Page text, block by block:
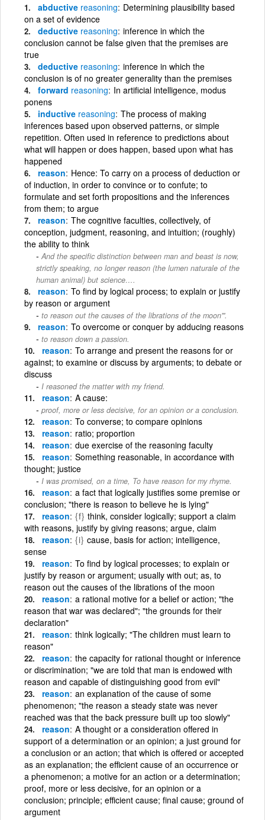
abductive reasoning Determining plausibility based
on a set of evidence
deductive reasoning inference in which the
conclusion cannot be false given that the premises are
true
deductive reasoning inference in which the
conclusion is of no greater generality than the premises
forward reasoning In artificial intelligence, modus
ponens
inductive reasoning The process of making
inferences based upon observed patterns, or simple
repetition. Often used in reference to predictions about
what will happen or does happen, based upon what has
happened
reason Hence: To carry on a process of deduction or
of induction, in order to convince or to confute; to
formulate and set forth propositions and the inferences
from them; to argue
reason The cognitive faculties, collectively, of
conception, judgment, reasoning, and intuition; (roughly)
the ability to think
And the specific distinction between man and beast is now,
strictly speaking, no longer reason (the lumen naturale of the
human animal) but science….
reason To find by logical process; to explain or justify
by reason or argument
to reason out the causes of the librations of the moon'''.
reason To overcome or conquer by adducing reasons
to reason down a passion.
reason To arrange and present the reasons for or
against; to examine or discuss by arguments; to debate or
discuss
I reasoned the matter with my friend.
reason A cause:
proof, more or less decisive, for an opinion or a conclusion.
reason To converse; to compare opinions
reason ratio; proportion
reason due exercise of the reasoning faculty
reason Something reasonable, in accordance with
thought; justice
I was promised, on a time, To have reason for my rhyme.
reason a fact that logically justifies some premise or
conclusion; "there is reason to believe he is lying"
reason {f} think, consider logically; support a claim
with reasons, justify by giving reasons; argue, claim
reason {i} cause, basis for action; intelligence,
sense
reason To find by logical processes; to explain or
justify by reason or argument; usually with out; as, to
reason out the causes of the librations of the moon
reason a rational motive for a belief or action; "the
reason that war was declared"; "the grounds for their
declaration"
reason think logically; "The children must learn to
reason"
reason the capacity for rational thought or inference
or discrimination; "we are told that man is endowed with
reason and capable of distinguishing good from evil"
reason an explanation of the cause of some
phenomenon; "the reason a steady state was never
reached was that the back pressure built up too slowly"
reason A thought or a consideration offered in
support of a determination or an opinion; a just ground for
a conclusion or an action; that which is offered or accepted
as an explanation; the efficient cause of an occurrence or
a phenomenon; a motive for an action or a determination;
proof, more or less decisive, for an opinion or a
conclusion; principle; efficient cause; final cause; ground of
argument